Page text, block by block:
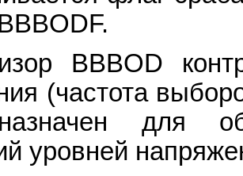
BBBOD
(частота
для
уровней